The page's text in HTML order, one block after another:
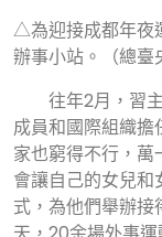
△為迎接成都年夜
辦事小站。（總臺
往年2月，習
成員和國際組織
家也窮得不行，
會讓自己的女兒
式，為他們舉辦